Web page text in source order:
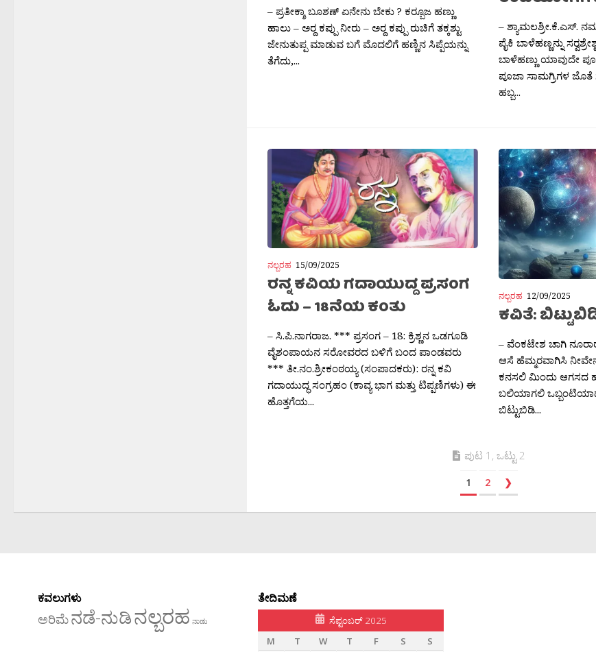
– ಪ್ರತೀಕ್ಶಾ ಬೂಶಣ್ ಏನೇನು ಬೇಕು ? ಕರ‍್ಬೂಜ ಹಣ್ಣು
ಹಾಲು – ಅರ‍್ದ ಕಪ್ಪು ನೀರು – ಅರ‍್ದ ಕಪ್ಪು ರುಚಿಗೆ ತಕ್ಕಶ್ಟು
ಜೇನುತುಪ್ಪ ಮಾಡುವ ಬಗೆ ಮೊದಲಿಗೆ ಹಣ್ಣಿನ ಸಿಪ್ಪೆಯನ್ನು
ತೆಗೆದು,...
– ಶ್ಯಾಮಲಶ್ರೀ.ಕೆ.ಎಸ್.
ಪೈಕಿ ಬಾಳೆಹಣ್ಣನ್ನು
ಬಾಳೆಹಣ್ಣು ಯಾವುದೇ
ಪೂಜಾ ಸಾಮಗ್ರಿಗಳ ಜೊತೆ
ಹಬ್ಬ...
ನಲ್ಬರಹ 15/09/2025
ರನ್ನ ಕವಿಯ ಗದಾಯುದ್ದ ಪ್ರಸಂಗ
ಓದು – 18ನೆಯ ಕಂತು
– ಸಿ.ಪಿ.ನಾಗರಾಜ. *** ಪ್ರಸಂಗ – 18: ಕ್ರಿಶ್ಣನ ಒಡಗೂಡಿ
ವೈಶಂಪಾಯನ ಸರೋವರದ ಬಳಿಗೆ ಬಂದ ಪಾಂಡವರು
*** ತೀ.ನಂ.ಶ್ರೀಕಂಠಯ್ಯ (ಸಂಪಾದಕರು): ರನ್ನ ಕವಿ
ಗದಾಯುದ್ಧ ಸಂಗ್ರಹಂ (ಕಾವ್ಯ ಭಾಗ ಮತ್ತು ಟಿಪ್ಪಣಿಗಳು) ಈ
ಹೊತ್ತಗೆಯ...
ನಲ್ಬರಹ 12/09/2025
ಕವಿತೆ:
– ವೆಂಕಟೇಶ ಚಾಗಿ
ಆಸೆ ಹೆಮ್ಮರವಾಗಿಸಿ
ಕನಸಲಿ ಮಿಂದು ಆಗಸದ
ಬಲಿಯಾಗಲಿ
ಬಿಟ್ಟುಬಿಡಿ...
ಪುಟ 1, ಒಟ್ಟು 2
1 2 ❯
ಕವಲುಗಳು
ಅರಿಮೆನಡೆ-ನುಡಿನಲ್ಬರಹ ನಾಡು
ತೇದಿಮಣೆ
ಸೆಪ್ಟಂಬರ್ 2025
M
T W T F S S